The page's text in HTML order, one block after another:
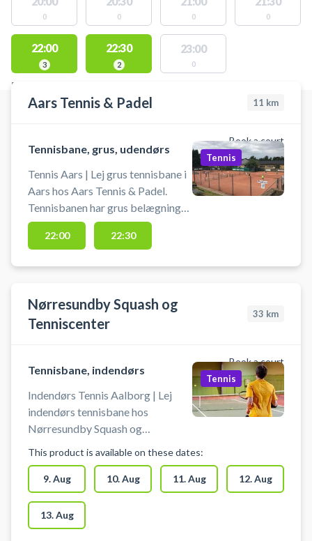
0 0 0 0
22:00
3
22:30
2
23:00
0
FACILITIES WITH AVAILABLE ACTIVITIES
Aars Tennis & Padel 11 km
Book a court
Tennisbane, grus, udendørs
Tennis Aars | Lej grus tennisbane i
Aars hos Aars Tennis & Padel.
Tennisbanen har grus belægning
og er udendørs. Book en
tennisbane og spil tennis i Aars på
som findes på Sports Allé 6, 9600
Aars. Medbring selv ketcher og
Tennis
22:00 22:30
Nørresundby Squash og
Tenniscenter
33 km
Book a court
Tennisbane, indendørs
Indendørs Tennis Aalborg | Lej
indendørs tennisbane hos
Nørresundby Squash og
en indendørs tennisbane og spil
tennis i Aalborg på indendørs
tennisbane i Nørresundby Squash
og Tenniscenters tennishal.
Tennisbanen må kun benyttes med
Tennis
This product is available on these dates:
9. Aug 10. Aug 11. Aug 12. Aug
13. Aug